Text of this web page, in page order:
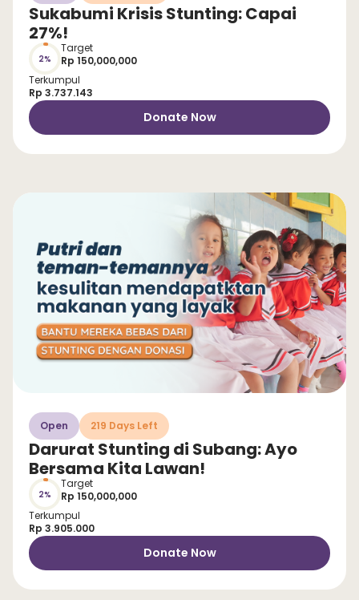
Sukabumi Krisis Stunting: Capai
27%!
2%
Target
Rp 150,000,000
Terkumpul
Rp 3.737.143
Donate Now
Open 219 Days Left
Darurat Stunting di Subang: Ayo
Bersama Kita Lawan!
2%
Target
Rp 150,000,000
Terkumpul
Rp 3.905.000
Donate Now